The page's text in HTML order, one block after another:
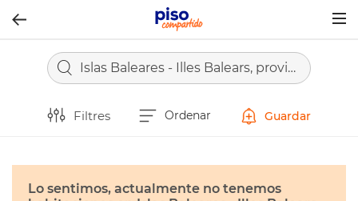
Islas Baleares - Illes Balears, provincia
Filtres Ordenar Guardar
Lo sentimos, actualmente no tenemos